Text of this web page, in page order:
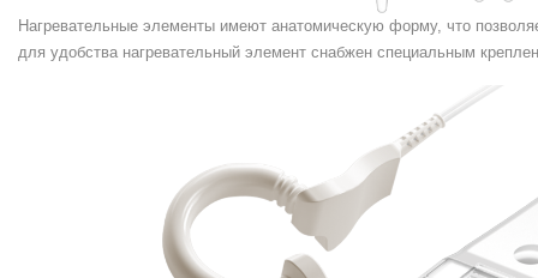
Нагревательные элементы имеют анатомическую форму, что
для удобства нагревательный элемент снабжен специальным